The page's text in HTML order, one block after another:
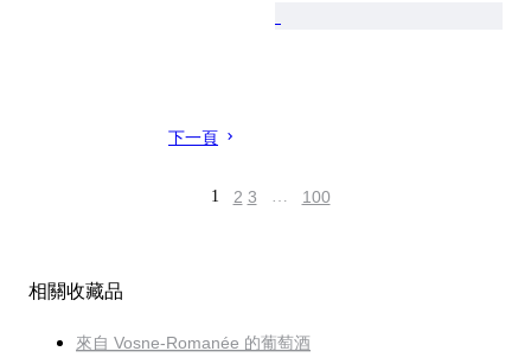
下一頁
1 2 3 … 100
相關收藏品
來自 Vosne-Romanée 的葡萄酒